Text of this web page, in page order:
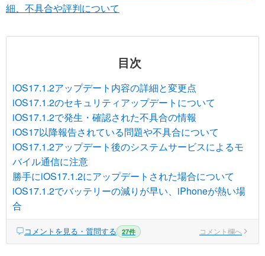
細、不具合や評判について
目次
iOS17.1.2アップデート内容の詳細と変更点
iOS17.1.2のセキュリティアップデートについて
iOS17.1.2で発生・確認された不具合の情報
iOS17以降報告されている問題や不具合について
iOS17.1.2アップデート後のシステムサービスによるモ
バイル通信に注意
勝手にiOS17.1.2にアップデートされた場合について
iOS17.1.2でバッテリーの減りが早い、iPhoneが熱い場
合
コメントを見る・質問する 27件 コメント欄へ